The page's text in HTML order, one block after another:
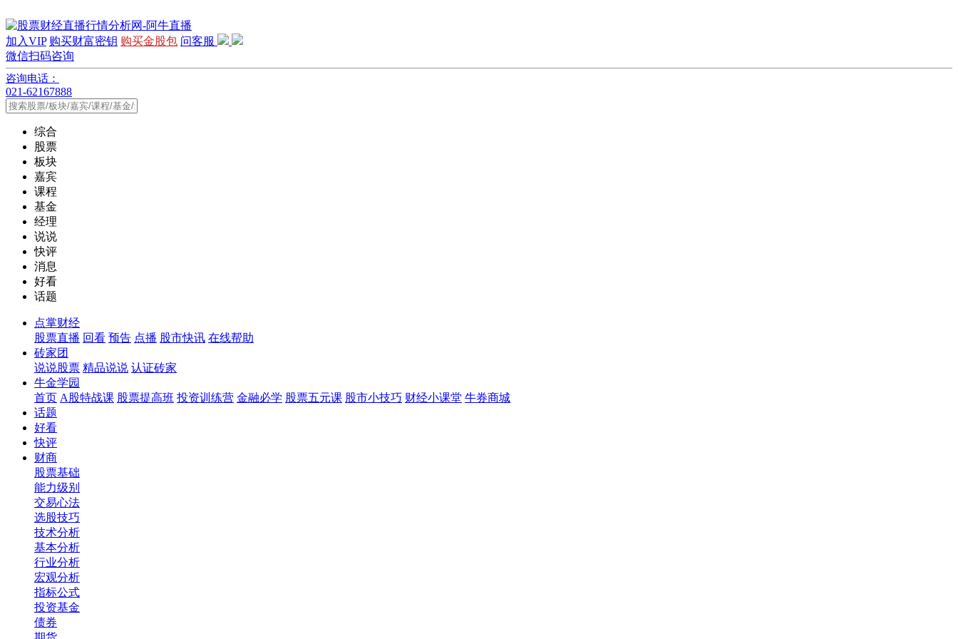
加入VIP 购买财富密钥 购买金股包 问客服
微信扫码咨询
咨询电话：
021-62167888
综合
股票
板块
嘉宾
课程
基金
经理
说说
快评
消息
好看
话题
点掌财经
股票直播 回看 预告 点播 股市快讯 在线帮助
砖家团
说说股票 精品说说 认证砖家
牛金学园
首页 A股特战课 股票提高班 投资训练营 金融必学 股票五元课 股市小技巧 财经小课堂 牛券商城
话题
好看
快评
财商
股票基础
能力级别
交易心法
选股技巧
技术分析
基本分析
行业分析
宏观分析
指标公式
投资基金
债券